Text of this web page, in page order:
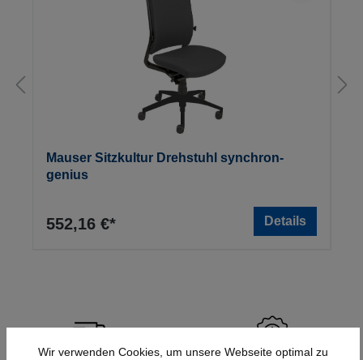
Mauser Sitzkultur Drehstuhl synchron-
genius
552,16 €* Details
Wir verwenden Cookies, um unsere Webseite optimal zu